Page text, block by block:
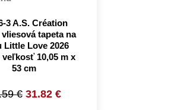
3 A.S. Création
tapeta na
Little Love 2026
veľkosť 10,05 m x
53 cm
€ 31.82 €